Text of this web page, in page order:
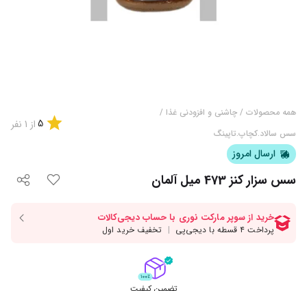
همه محصولات / چاشنی و افزودنی غذا /
سس سالاد.کچاپ.تاپینگ
5از 1نفر
ارسال امروز
سس سزار کنز 473 میل آلمان